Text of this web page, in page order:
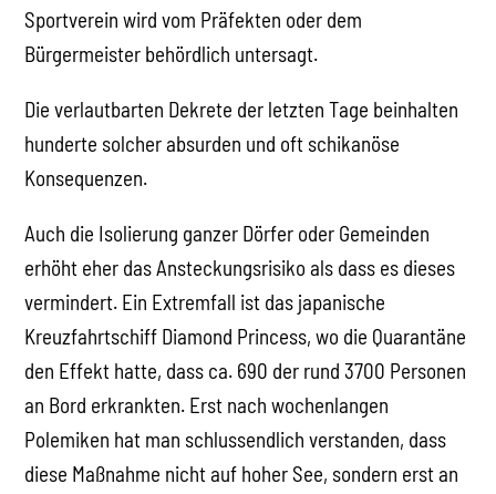
Sportverein wird vom Präfekten oder dem
Bürgermeister behördlich untersagt.
Die verlautbarten Dekrete der letzten Tage beinhalten
hunderte solcher absurden und oft schikanöse
Konsequenzen.
Auch die Isolierung ganzer Dörfer oder Gemeinden
erhöht eher das Ansteckungsrisiko als dass es dieses
vermindert. Ein Extremfall ist das japanische
Kreuzfahrtschiff Diamond Princess, wo die Quarantäne
den Effekt hatte, dass ca. 690 der rund 3700 Personen
an Bord erkrankten. Erst nach wochenlangen
Polemiken hat man schlussendlich verstanden, dass
diese Maßnahme nicht auf hoher See, sondern erst an